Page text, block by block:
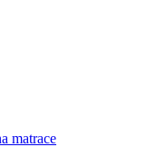
matrace